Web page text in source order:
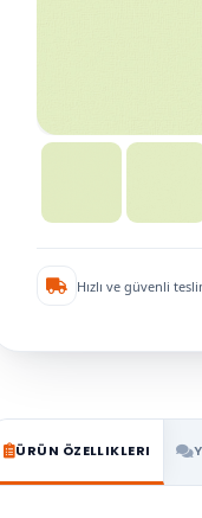
Hızlı ve güvenli
ÜRÜN ÖZELLIKLERI